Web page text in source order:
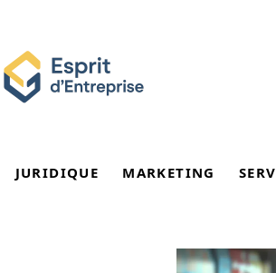
JURIDIQUE MARKETING